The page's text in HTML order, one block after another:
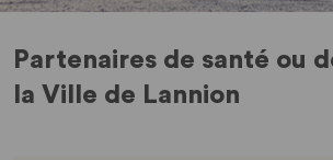
Partenaires de santé ou
la Ville de Lannion